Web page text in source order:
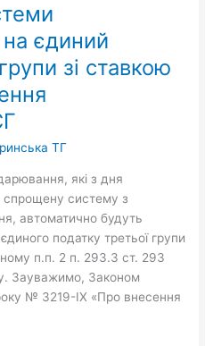
єдиний
зі ставкою
ТГ
які з дня
спрощену систему з
автоматично будуть
податку третьої групи
п.п. 2 п. 293.3 ст. 293
Зауважимо, Законом
№ 3219-ІХ «Про внесення